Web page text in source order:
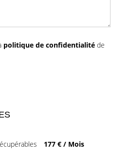
politique de confidentialité de
177 € / Mois